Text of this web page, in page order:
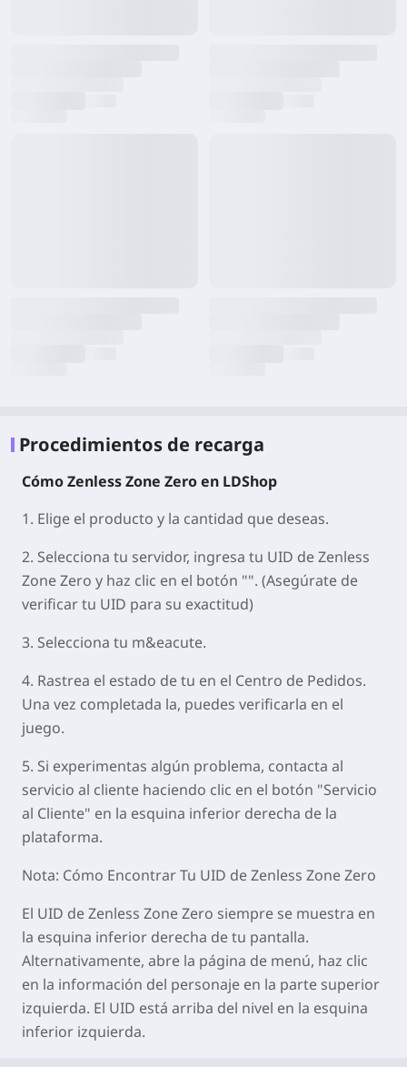
Procedimientos de recarga
Cómo Zenless Zone Zero en LDShop
1. Elige el producto y la cantidad que deseas.
2. Selecciona tu servidor, ingresa tu UID de Zenless
Zone Zero y haz clic en el botón "". (Asegúrate de
verificar tu UID para su exactitud)
3. Selecciona tu m&eacute.
4. Rastrea el estado de tu en el Centro de Pedidos.
Una vez completada la, puedes verificarla en el
juego.
5. Si experimentas algún problema, contacta al
servicio al cliente haciendo clic en el botón "Servicio
al Cliente" en la esquina inferior derecha de la
plataforma.
Nota: Cómo Encontrar Tu UID de Zenless Zone Zero
El UID de Zenless Zone Zero siempre se muestra en
la esquina inferior derecha de tu pantalla.
Alternativamente, abre la página de menú, haz clic
en la información del personaje en la parte superior
izquierda. El UID está arriba del nivel en la esquina
inferior izquierda.